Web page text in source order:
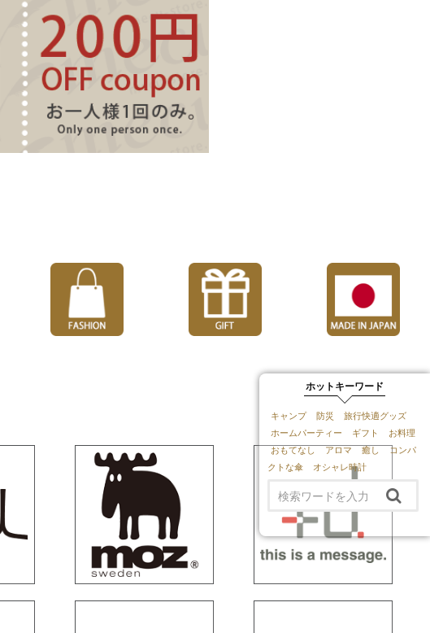
ホットキーワード
キャンプ 防災
旅行快適グッズ
ホームパーティー
ギフト
お料理
おもてなし
アロマ 癒し
コンパ
クトな傘
オシャレ時計